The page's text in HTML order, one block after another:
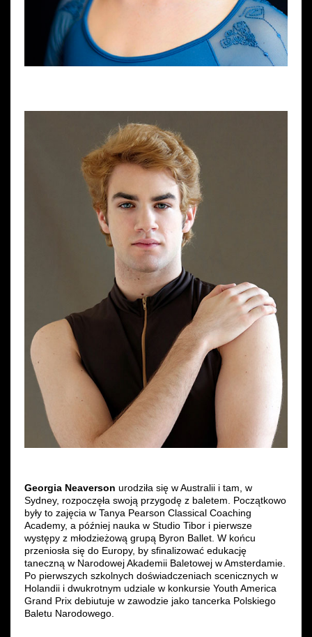
Georgia Neaverson urodziła się w Australii i tam, w
Sydney, rozpoczęła swoją przygodę z baletem. Początkowo
były to zajęcia w Tanya Pearson Classical Coaching
Academy, a później nauka w Studio Tibor i pierwsze
występy z młodzieżową grupą Byron Ballet. W końcu
przeniosła się do Europy, by sfinalizować edukację
taneczną w Narodowej Akademii Baletowej w Amsterdamie.
Po pierwszych szkolnych doświadczeniach scenicznych w
Holandii i dwukrotnym udziale w konkursie Youth America
Grand Prix debiutuje w zawodzie jako tancerka Polskiego
Baletu Narodowego.